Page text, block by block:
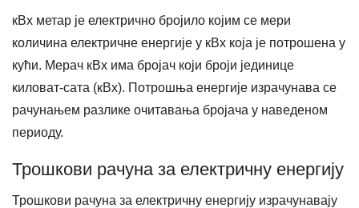
кВх метар је електрично бројило којим се мери
количина електричне енергије у кВх која је потрошена у
кући. Мерач кВх има бројач који броји јединице
киловат-сата (кВх). Потрошња енергије израчунава се
рачунањем разлике очитавања бројача у наведеном
периоду.
Трошкови рачуна за електричну енергију
Трошкови рачуна за електричну енергију израчунавају